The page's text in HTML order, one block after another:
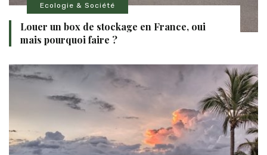
Ecologie & Société
Louer un box de stockage en France, oui
mais pourquoi faire ?